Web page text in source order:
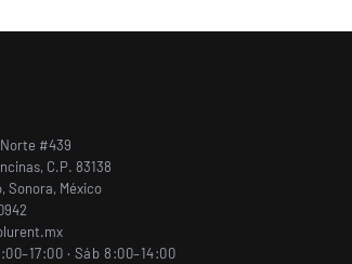
#439
C.P. 83138
Sonora, México
· Sáb 8:00–14:00